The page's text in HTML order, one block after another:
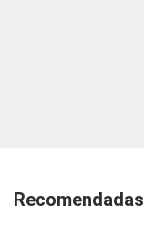
Recomendadas